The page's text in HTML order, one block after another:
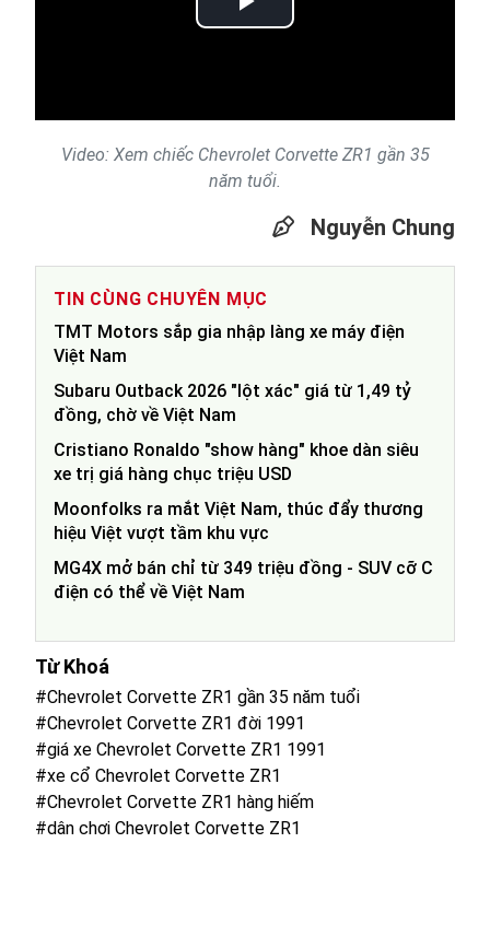
Play
Video: Xem chiếc Chevrolet Corvette ZR1 gần 35
năm tuổi.
Nguyễn Chung
TIN CÙNG CHUYÊN MỤC
TMT Motors sắp gia nhập làng xe máy điện
Việt Nam
Subaru Outback 2026 "lột xác" giá từ 1,49 tỷ
đồng, chờ về Việt Nam
Cristiano Ronaldo "show hàng" khoe dàn siêu
xe trị giá hàng chục triệu USD
Moonfolks ra mắt Việt Nam, thúc đẩy thương
hiệu Việt vượt tầm khu vực
MG4X mở bán chỉ từ 349 triệu đồng - SUV cỡ C
điện có thể về Việt Nam
Từ Khoá
#Chevrolet Corvette ZR1 gần 35 năm tuổi
#Chevrolet Corvette ZR1 đời 1991
#giá xe Chevrolet Corvette ZR1 1991
#xe cổ Chevrolet Corvette ZR1
#Chevrolet Corvette ZR1 hàng hiếm
#dân chơi Chevrolet Corvette ZR1